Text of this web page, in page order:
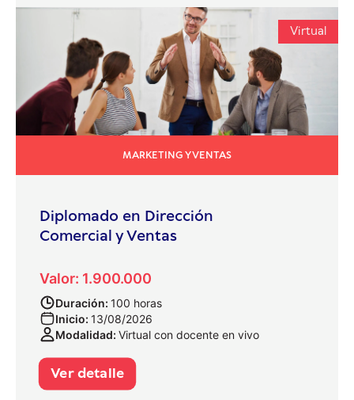
Virtual
MARKETING Y VENTAS
Diplomado en Dirección
Comercial y Ventas
Valor: 1.900.000
Duración: 100 horas
Inicio: 13/08/2026
Modalidad: Virtual con docente en vivo
Ver detalle